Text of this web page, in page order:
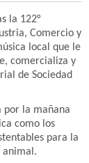
la 122°
Comercio y
local que le
comercializa y
de Sociedad
por la mañana
como los
para la
animal.